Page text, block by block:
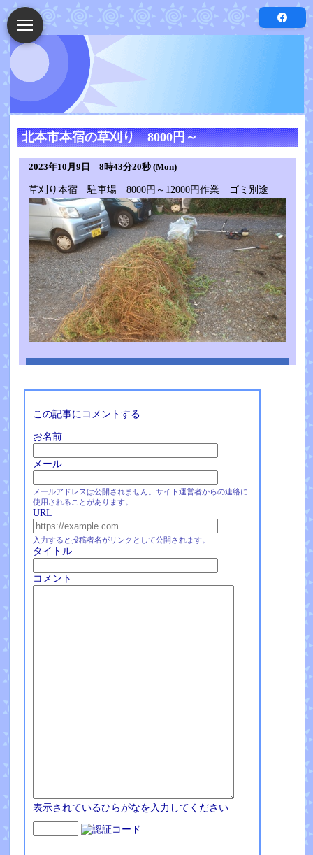
北本市本宿の草刈り 8000円～
2023年10月9日 8時43分20秒 (Mon)
草刈り本宿 駐車場 8000円～12000円作業 ゴミ別途
この記事にコメントする
お名前
メール
メールアドレスは公開されません。サイト運営者からの連絡に
使用されることがあります。
URL
入力すると投稿者名がリンクとして公開されます。
タイトル
コメント
表示されているひらがなを入力してください